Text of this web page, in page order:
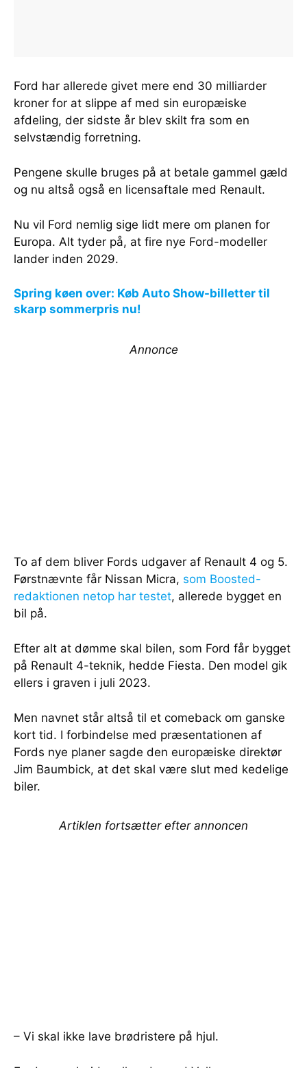
Ford har allerede givet mere end 30 milliarder
kroner for at slippe af med sin europæiske
afdeling, der sidste år blev skilt fra som en
selvstændig forretning.
Pengene skulle bruges på at betale gammel gæld
og nu altså også en licensaftale med Renault.
Nu vil Ford nemlig sige lidt mere om planen for
Europa. Alt tyder på, at fire nye Ford-modeller
lander inden 2029.
Spring køen over: Køb Auto Show-billetter til
skarp sommerpris nu!
Annonce
To af dem bliver Fords udgaver af Renault 4 og 5.
Førstnævnte får Nissan Micra, som Boosted-
redaktionen netop har testet, allerede bygget en
bil på.
Efter alt at dømme skal bilen, som Ford får bygget
på Renault 4-teknik, hedde Fiesta. Den model gik
ellers i graven i juli 2023.
Men navnet står altså til et comeback om ganske
kort tid. I forbindelse med præsentationen af
Fords nye planer sagde den europæiske direktør
Jim Baumbick, at det skal være slut med kedelige
biler.
Artiklen fortsætter efter annoncen
– Vi skal ikke lave brødristere på hjul.